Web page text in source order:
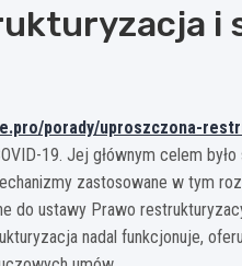
i
porady/uproszczona-
19. Jej głównym celem
zastosowane w tym
do ustawy Prawo
nadal funkcjonuje,